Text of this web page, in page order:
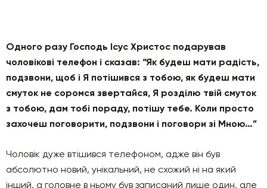
Одного разу Господь Ісус Христос подарував
чоловікові телефон і сказав: “Як будеш мати радість,
подзвони, щоб і Я потішився з тобою, як будеш мати
смуток не соромся звертайся, Я розділю твій смуток
з тобою, дам тобі пораду, потішу тебе. Коли просто
захочеш поговорити, подзвони і поговори зі Мною…”
Чоловік дуже втішився телефоном, адже він був
абсолютно новий, унікальний, не схожий ні на який
інший, а головне в ньому був записаний лише один, але